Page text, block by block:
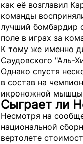
как её возглавил
команды
лучший бомбардир
поле в играх за
К тому же именно
Саудовского "Аль-
Однако спустя
в состав на
икроножной
Сыграет ли
Несмотря на
национальной
вертолете